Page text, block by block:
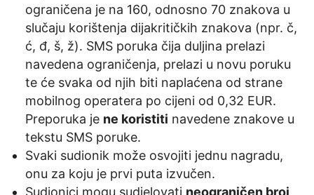
ograničena je na 160, odnosno 70 znakova u
slučaju korištenja dijakritičkih znakova (npr. č,
ć, đ, š, ž). SMS poruka čija duljina prelazi
navedena ograničenja, prelazi u novu poruku
te će svaka od njih biti naplaćena od strane
mobilnog operatera po cijeni od 0,32 EUR.
Preporuka je ne koristiti navedene znakove u
tekstu SMS poruke.
Svaki sudionik može osvojiti jednu nagradu,
onu za koju je prvi puta izvučen.